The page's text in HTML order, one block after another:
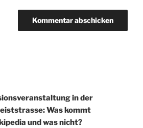
in der
Was kommt
und was nicht?